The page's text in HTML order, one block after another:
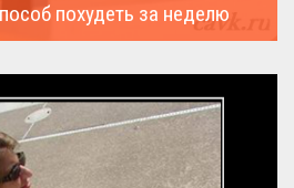
похудеть за неделю
всегда...